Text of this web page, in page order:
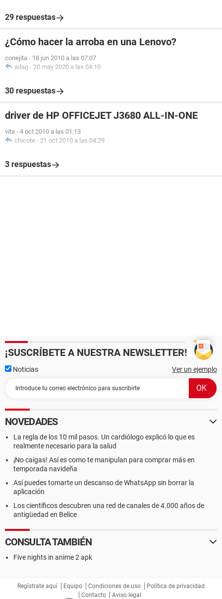
29 respuestas
¿Cómo hacer la arroba en una Lenovo?
conejita - 18 jun 2010 a las 07:07
adag - 20 may 2020 a las 04:10
30 respuestas
driver de HP OFFICEJET J3680 ALL-IN-ONE
vita - 4 oct 2010 a las 01:13
chicote - 21 oct 2010 a las 04:29
3 respuestas
¡SUSCRÍBETE A NUESTRA NEWSLETTER!
Noticias Ver un ejemplo
NOVEDADES
La regla de los 10 mil pasos. Un cardiólogo explicó lo que es
realmente necesario para la salud
¡No caigas! Así es como te manipulan para comprar más en
temporada navideña
Así puedes tomarte un descanso de WhatsApp sin borrar la
aplicación
Los científicos descubren una red de canales de 4.000 años de
antigüedad en Belice
CONSULTA TAMBIÉN
Five nights in anime 2 apk
Regístrate aquí Equipo Condiciones de uso
Política de privacidad
Contacto
Aviso legal